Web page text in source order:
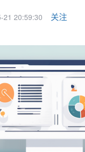
21 20:59:30 关注